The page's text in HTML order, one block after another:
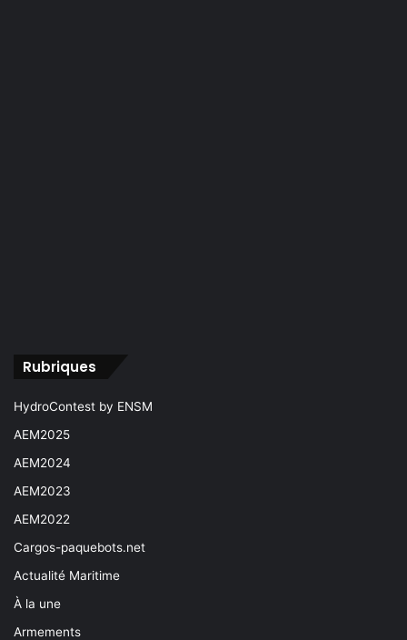
Rubriques
HydroContest by ENSM
AEM2025
AEM2024
AEM2023
AEM2022
Cargos-paquebots.net
Actualité Maritime
À la une
Armements